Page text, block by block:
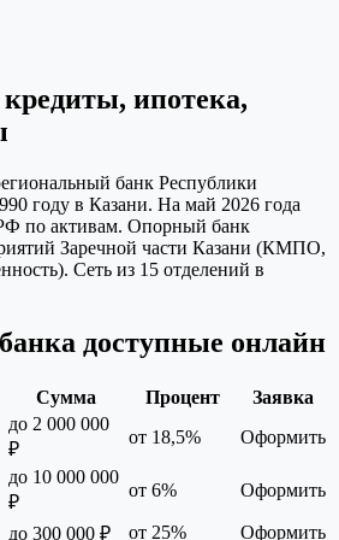
ипотека,
банк Республики
году в Казани. На май 2026 года
по активам. Опорный банк
Заречной части Казани (КМПО,
Сеть из 15 отделений в
доступные онлайн
Сумма Процент
Заявка
до 2 000 000
₽
от 18,5% Оформить
до 10 000 000
₽
от 6% Оформить
до 300 000 ₽ от 25% Оформить